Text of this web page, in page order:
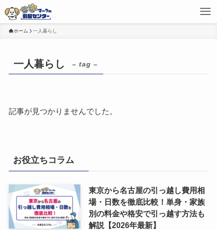
ホーム 一人暮らし
一人暮らし – tag –
記事が見つかりませんでした。
お役立ちコラム
東京から名古屋の引っ越し費用相
場・日数を徹底比較！単身・家族
別の料金や格安で引っ越す方法も
解説【2026年最新】